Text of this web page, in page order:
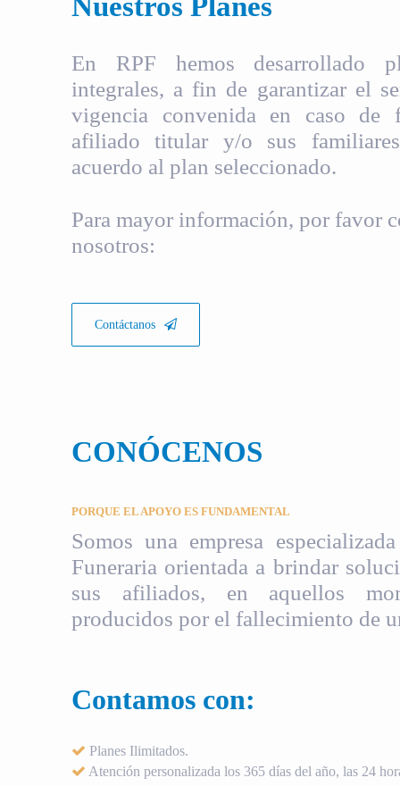
Nuestros Planes
En RPF hemos desarrollado
integrales, a fin de garantizar el
vigencia convenida en caso de
afiliado titular y/o sus
acuerdo al plan seleccionado.
Para mayor información, por favor
nosotros:
Contáctanos
CONÓCENOS
PORQUE EL APOYO ES FUNDAMENTAL
Somos una empresa
Funeraria orientada a brindar
sus afiliados, en aquellos
producidos por el fallecimiento de
Contamos con:
Planes Ilimitados.
Atención personalizada los 365 días del año, las 24